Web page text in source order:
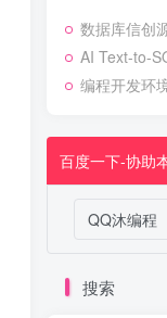
数据库信创
AI Text-to-
编程开发环境
百度一下-协助
搜索